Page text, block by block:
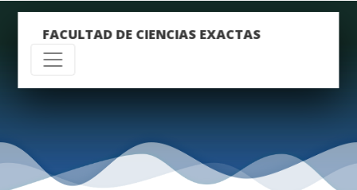
FACULTAD DE CIENCIAS EXACTAS